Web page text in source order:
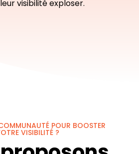
visibilité exploser.
POUR BOOSTER
VISIBILITÉ ?